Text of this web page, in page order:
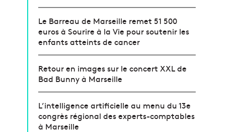
Le Barreau de Marseille remet 51 500
euros à Sourire à la Vie pour soutenir les
enfants atteints de cancer
Retour en images sur le concert XXL de
Bad Bunny à Marseille
L’intelligence artificielle au menu du 13e
congrès régional des experts-comptables
à Marseille